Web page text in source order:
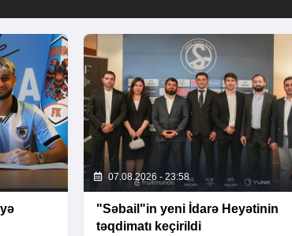
07.08.2026 - 23:58
"Səbail"in yeni İdarə Heyətinin
təqdimatı keçirildi